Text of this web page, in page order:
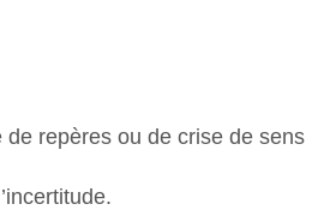
repères ou de crise de sens